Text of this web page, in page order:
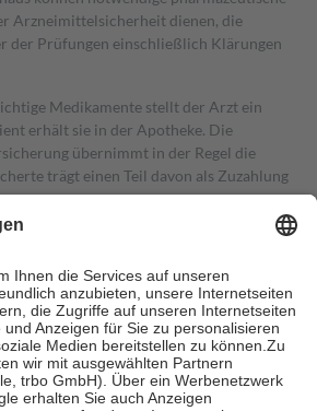
Arzneimittelsicherheit dienen, die
der Prüfungen einschließlich Klärungen
Medikamente stellt der Arzt ein
erhält sie in der Apotheke. Die
übernimmt in der Regel die
trägt einen Teil davon als Zuzahlung
Zuzahlungen in Höhe von zehn
sind jedoch nie mehr als die tatsächlichen
entrichten.
auch für Online-Apotheken.
Krankenpflege beträgt die
der Kosten sowie zehn Euro je
Versicherten für ihre eigene Gesundheit zu